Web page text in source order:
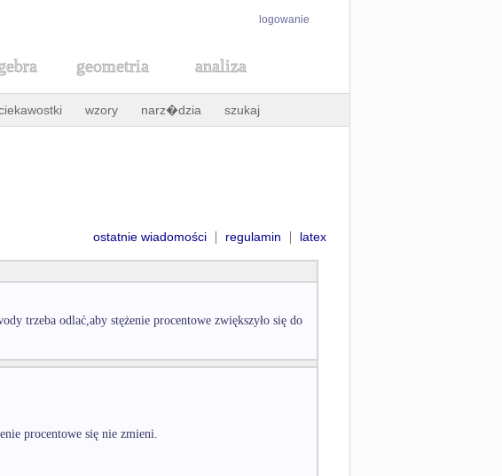
logowanie
geometria analiza
wzory narz�dzia szukaj
ostatnie wiadomości | regulamin | latex
trzeba odlać,aby stężenie procentowe zwiększyło się do
procentowe się nie zmieni.